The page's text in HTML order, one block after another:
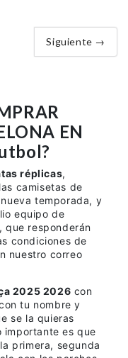
Siguiente →
EN
réplicas,
camisetas de
temporada, y
equipo de
que responderán
condiciones de
nuestro correo
2025 2026 con
tu nombre y
se la quieras
importante es que
primera, segunda